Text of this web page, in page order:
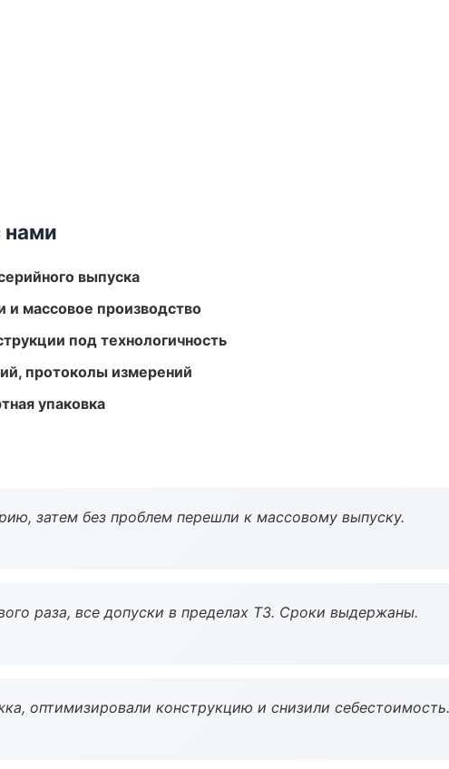
нами
выпуска
и массовое производство
под технологичность
протоколы измерений
упаковка
затем без проблем перешли к массовому выпуску.
раза, все допуски в пределах ТЗ. Сроки выдержаны.
оптимизировали конструкцию и снизили себестоимость.